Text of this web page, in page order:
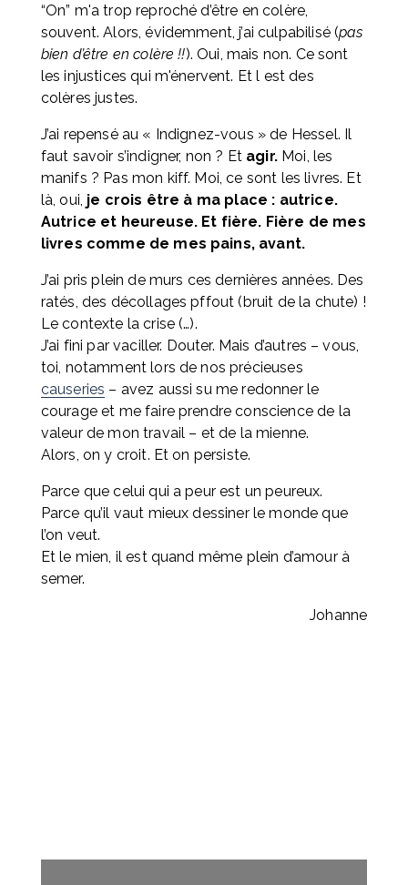
“On” m'a trop reproché d’être en colère,
souvent. Alors, évidemment, j’ai culpabilisé (pas
bien d’être en colère !!). Oui, mais non. Ce sont
les injustices qui m'énervent. Et l est des
colères justes.
J’ai repensé au « Indignez-vous » de Hessel. Il
faut savoir s’indigner, non ? Et agir. Moi, les
manifs ? Pas mon kiff. Moi, ce sont les livres. Et
là, oui, je crois être à ma place : autrice.
Autrice et heureuse. Et fière. Fière de mes
livres comme de mes pains, avant.
J’ai pris plein de murs ces dernières années. Des
ratés, des décollages pffout (bruit de la chute) !
Le contexte la crise (…).
J’ai fini par vaciller. Douter. Mais d’autres – vous,
causeries – avez aussi su me redonner le
courage et me faire prendre conscience de la
valeur de mon travail – et de la mienne.
Alors, on y croit. Et on persiste.
Parce que celui qui a peur est un peureux.
Parce qu’il vaut mieux dessiner le monde que
l’on veut.
Et le mien, il est quand même plein d’amour à
semer.
Johanne